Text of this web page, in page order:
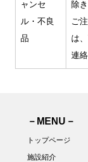
ャンセ
ル・不良
品
除
ご
は
連
－MENU－
トップページ
施設紹介